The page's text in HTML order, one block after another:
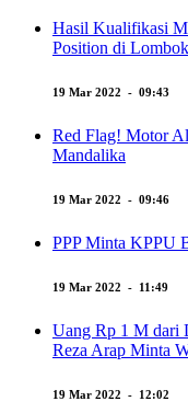
Hasil Kualifikasi
Position di Lombok
19 Mar 2022 - 09:43
Red Flag! Motor
Mandalika
19 Mar 2022 - 09:46
PPP Minta KPPU
19 Mar 2022 - 11:49
Uang Rp 1 M dari
Reza Arap Minta
19 Mar 2022 - 12:02